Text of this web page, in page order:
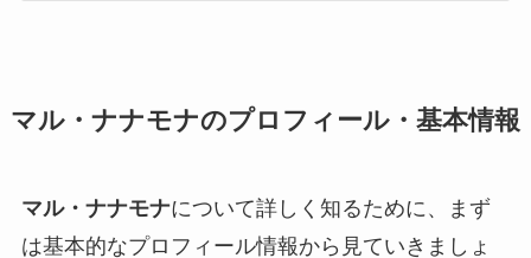
マル・ナナモナのプロフィール・基本情報
マル・ナナモナについて詳しく知るために、まず
は基本的なプロフィール情報から見ていきましょ